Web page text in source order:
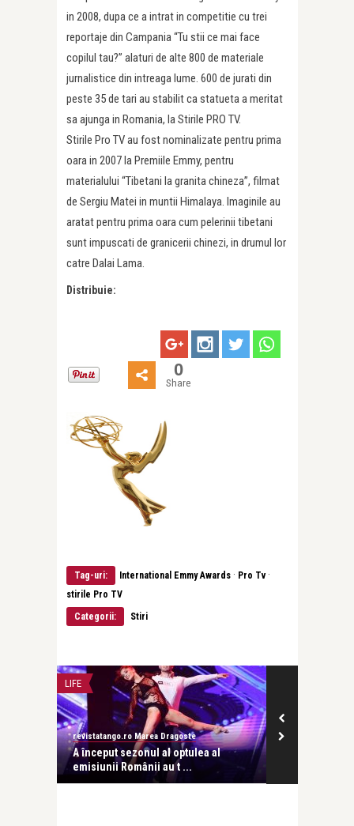
in 2008, dupa ce a intrat in competitie cu trei
reportaje din Campania “Tu stii ce mai face
copilul tau?” alaturi de alte 800 de materiale
jurnalistice din intreaga lume. 600 de jurati din
peste 35 de tari au stabilit ca statueta a meritat
sa ajunga in Romania, la Stirile PRO TV.
Stirile Pro TV au fost nominalizate pentru prima
oara in 2007 la Premiile Emmy, pentru
materialului “Tibetani la granita chineza”, filmat
de Sergiu Matei in muntii Himalaya. Imaginile au
aratat pentru prima oara cum pelerinii tibetani
sunt impuscati de granicerii chinezi, in drumul lor
catre Dalai Lama.
Distribuie:
0
Share
Tag-uri: International Emmy Awards · Pro Tv·
stirile Pro TV
Categorii:
Stiri
LIFE
revistatango.ro Marea Dragoste
A început sezonul al optulea al
emisiunii Românii au t ...